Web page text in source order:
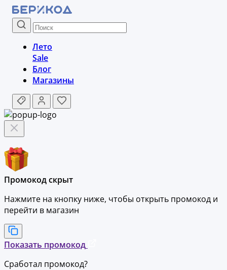
Лето
Sale
Блог
Магазины
Промокод скрыт
Нажмите на кнопку ниже, чтобы открыть промокод и
перейти в магазин
Показать промокод
Сработал промокод?